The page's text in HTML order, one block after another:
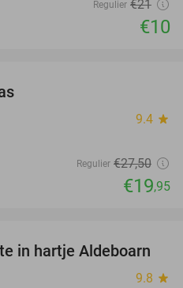
Regulier €21
€10
9.4 star
Regulier €27,50
€19,95
41%
in hartje Aldeboarn
9.8 star